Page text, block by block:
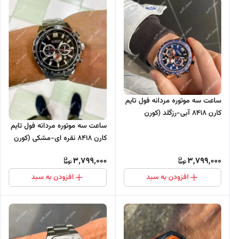
ساعت سه موتوره مردانه فول تایم
کارن 8418 آبی-رزگلد (کورن
3,799,000
افزودن به سبد
ساعت سه موتوره مردانه فول تایم
کارن 8418 نقره ای-مشکی (کورن
3,799,000
افزودن به سبد